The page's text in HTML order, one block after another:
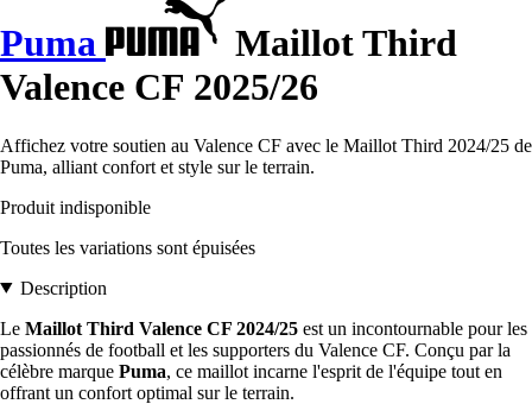
Puma
Maillot Third
Valence CF 2025/26
Affichez votre soutien au Valence CF avec le Maillot Third 2024/25 de
Puma, alliant confort et style sur le terrain.
Produit indisponible
Toutes les variations sont épuisées
Description
Le Maillot Third Valence CF 2024/25 est un incontournable pour les
passionnés de football et les supporters du Valence CF. Conçu par la
célèbre marque Puma, ce maillot incarne l'esprit de l'équipe tout en
offrant un confort optimal sur le terrain.